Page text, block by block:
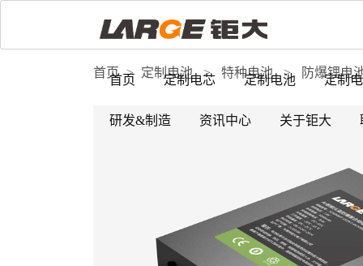
首页 定制电芯 定制电池 定制
研发&制造 资讯中心 关于钜大
首页 > 定制电池 > 特种电池 > 防爆锂电